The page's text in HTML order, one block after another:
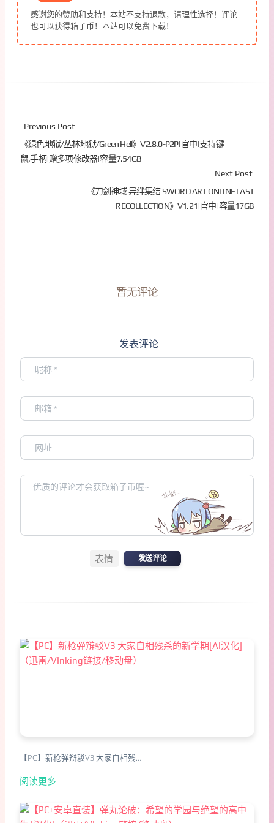
感谢您的赞助和支持！本站不支持退款，请理性选择！评论
也可以获得箱子币！本站可以免费下载！
Previous Post
《绿色地狱/丛林地狱/Green Hell》V2.8.0-P2P|官中|支持键
鼠.手柄|赠多项修改器|容量7.54GB
Next Post
《刀剑神域 异绊集结 SWORD ART ONLINE LAST
RECOLLECTION》V1.21|官中|容量17GB
暂无评论
发表评论
表情 发送评论
【PC】新枪弹辩驳V3 大家自相残…
阅读更多